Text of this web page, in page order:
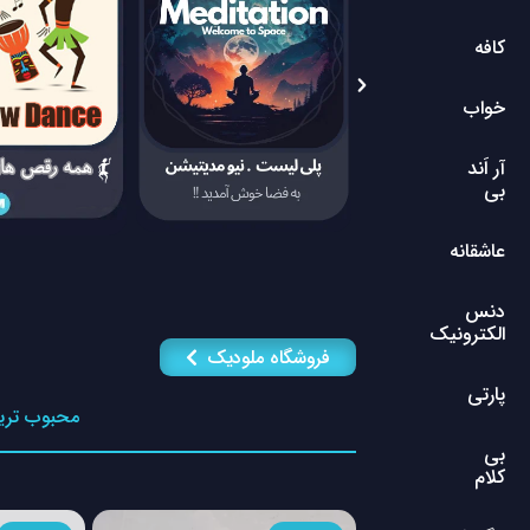
کافه
خواب
آر اَند
بی
عاشقانه
دنس
الکترونیک
پارتی
بی
کلام
فروشگاه ملودیک
محبوب